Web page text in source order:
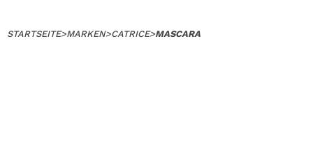
STARTSEITE>MARKEN>CATRICE>MASCARA